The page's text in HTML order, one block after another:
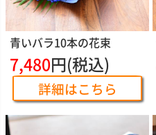
青いバラ10本の花束
7,480円(税込)
詳細はこちら